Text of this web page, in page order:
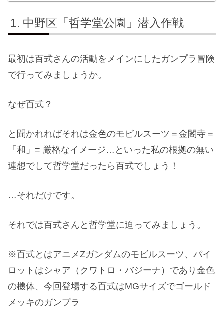
中野区「哲学堂公園」潜入作戦
最初は百式さんの活動をメインにしたガンプラ冒険
で行ってみましょうか。
なぜ百式？
と聞かれればそれは金色のモビルスーツ＝金閣寺＝
「和」= 厳格なイメージ…といった私の根拠の無い
連想でして哲学堂だったら百式でしょう！
…それだけです。
それでは百式さんと哲学堂に迫ってみましょう。
※百式とはアニメZガンダムのモビルスーツ、パイ
ロットはシャア（クワトロ・バジーナ）であり金色
の機体、今回登場する百式はMGサイズでゴールド
メッキのガンプラ